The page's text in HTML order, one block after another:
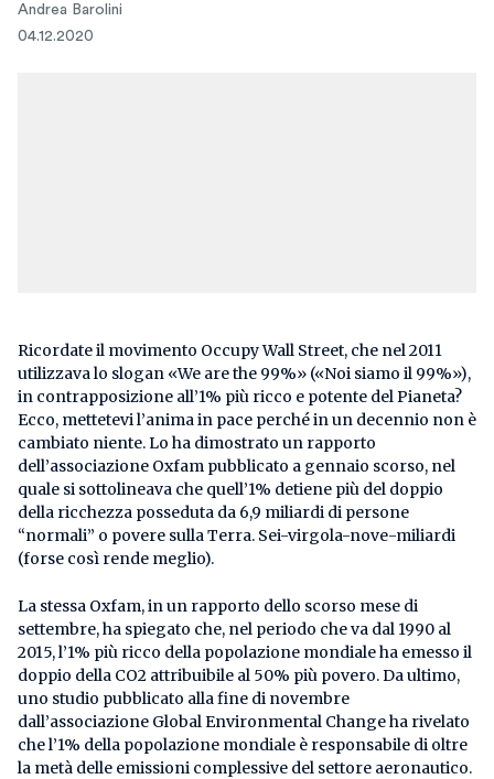
Andrea Barolini
04.12.2020
Ricordate il movimento Occupy Wall Street, che nel 2011
utilizzava lo slogan «We are the 99%» («Noi siamo il 99%»),
in contrapposizione all’1% più ricco e potente del Pianeta?
Ecco, mettetevi l’anima in pace perché in un decennio non è
cambiato niente. Lo ha dimostrato un rapporto
dell’associazione Oxfam pubblicato a gennaio scorso, nel
quale si sottolineava che quell’1% detiene più del doppio
della ricchezza posseduta da 6,9 miliardi di persone
“normali” o povere sulla Terra. Sei-virgola-nove-miliardi
(forse così rende meglio).
La stessa Oxfam, in un rapporto dello scorso mese di
settembre, ha spiegato che, nel periodo che va dal 1990 al
2015, l’1% più ricco della popolazione mondiale ha emesso il
doppio della CO2 attribuibile al 50% più povero. Da ultimo,
uno studio pubblicato alla fine di novembre
dall’associazione Global Environmental Change ha rivelato
che l’1% della popolazione mondiale è responsabile di oltre
la metà delle emissioni complessive del settore aeronautico.